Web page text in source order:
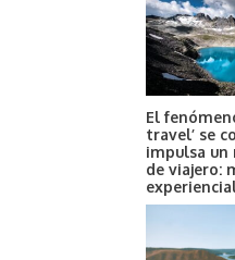
El
travel’ se
impulsa un
de viajero: